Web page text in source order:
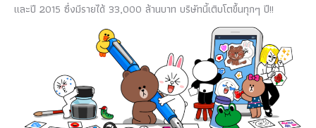
และปี 2015 ซึ่งมีรายได้ 33,000 ล้านบาท บริษัทนี้เติบโตขึ้นทุกๆ ปี!!